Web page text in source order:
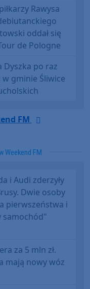
Rawysa
oddał się
de Pologne
Dyszka po raz
w gminie Śliwice
FM
Weekend FM
i Audi zderzyły
Dwie osoby
pierwszeństwa i
samochód"
za 5 mln zł.
mają nowy wóz